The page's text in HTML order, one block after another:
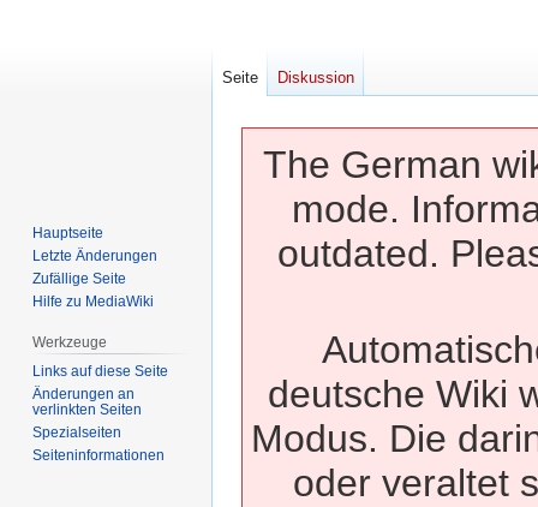
The German
mode.
outdated.
deutsche Wiki
Modus. Die
oder veraltet
Seite Diskussion
Hauptseite
Letzte Änderungen
Zufällige Seite
Hilfe zu MediaWiki
Werkzeuge
Links auf diese Seite
Änderungen an
verlinkten Seiten
Spezialseiten
Seiten­­informationen